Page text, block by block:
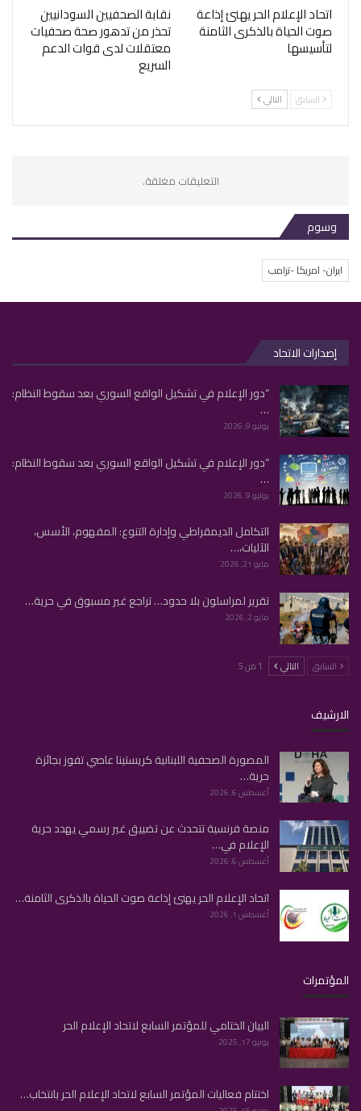
اتحاد الإعلام الحر يهنئ إذاعة
صوت الحياة بالذكرى الثامنة
لتأسيسها
نقابة الصحفيين السودانيين
تحذر من تدهور صحة صحفيات
معتقلات لدى قوات الدعم
السريع
السابق التالي
التعليقات مغلقة.
وسوم
ايران- امريكا -ترامب
إصدارات الاتحاد
“دور الإعلام في تشكيل الواقع السوري بعد سقوط النظام:
…
يوليو 9, 2026
“دور الإعلام في تشكيل الواقع السوري بعد سقوط النظام:
…
يوليو 9, 2026
التكامل الديمقراطي وإدارة التنوع: المفهوم، الأسس،
الآليات،…
مايو 21, 2026
تقرير لمراسلون بلا حدود… تراجع غير مسبوق في حرية…
مايو 2, 2026
السابق التالي 1 من 5
الارشيف
المصورة الصحفية اللبنانية كريستينا عاصي تفوز بجائزة
حرية…
أغسطس 6, 2026
منصة فرنسية تتحدث عن تضييق غير رسمي يهدد حرية
الإعلام في…
أغسطس 6, 2026
اتحاد الإعلام الحر يهنئ إذاعة صوت الحياة بالذكرى الثامنة…
أغسطس 1, 2026
المؤتمرات
البيان الختامي للمؤتمر السابع لاتحاد الإعلام الحر
يونيو 17, 2025
اختتام فعاليات المؤتمر السابع لاتحاد الإعلام الحر بانتخاب…